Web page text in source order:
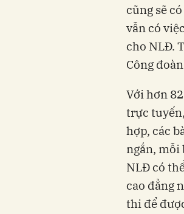
cũng sẽ
vẫn có
cho NLĐ.
Công
Với hơn
trực
hợp, các
ngắn, mỗi
NLĐ có
cao đẳng
thi để